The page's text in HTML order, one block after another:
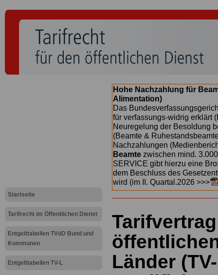
Startseite
Tarifrecht im Öffentlichen Dienst
Entgelttabellen TVöD Bund und
Kommunen
Entgelttabellen TV-L
Hohe Nachzahlung für
Alimentation)
Das
für verfassungs-widrig erklärt
Neuregelung der Besoldung
(Beamte &
Nachzahlungen
Beamte zwischen mind.
SERVICE gibt hierzu eine
dem Beschluss des
wird (im II. Quartal.2026 >>>
Länder